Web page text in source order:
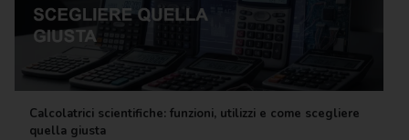
Calcolatrici scientifiche: funzioni, utilizzi e come scegliere
quella giusta